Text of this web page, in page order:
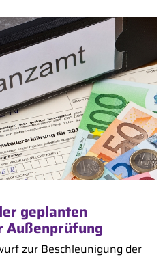
geplanten
Außenprüfung
zur Beschleunigung der